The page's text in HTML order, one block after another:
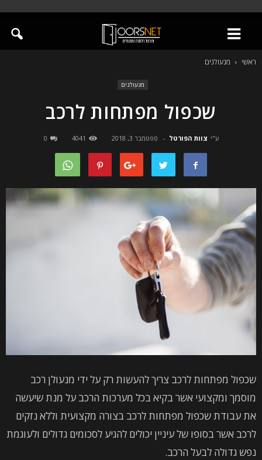
ראשי מנעולנים
מנעולנים
שכפול מפתחות לרכב
ע"י צוות הפורטל - ספטמבר 3, 2018 4041
0
שכפול מפתחות לרכב צריך להעשות רק על ידי מנעולן רכב
מוסמך ומקצועי אשר בקיא בכל מערכות הרכב על מנת שיעשה
את עבודת שכפול מפתחות לרכב בצורה מקצועית וללא נזקים
לרכב אשר בסופו של עיניין יכולים להגיע לסכומים גדולים ולעוגמת
נפש גדולה לבעל הרכב.